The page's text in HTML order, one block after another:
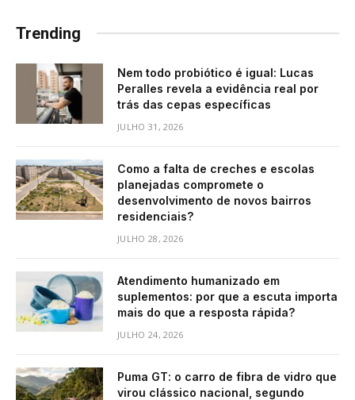
Trending
Nem todo probiótico é igual: Lucas
Peralles revela a evidência real por
trás das cepas específicas
JULHO 31, 2026
Como a falta de creches e escolas
planejadas compromete o
desenvolvimento de novos bairros
residenciais?
JULHO 28, 2026
Atendimento humanizado em
suplementos: por que a escuta importa
mais do que a resposta rápida?
JULHO 24, 2026
Puma GT: o carro de fibra de vidro que
virou clássico nacional, segundo